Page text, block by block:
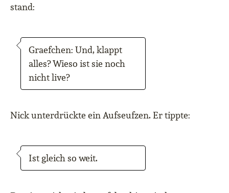
stand:
Graefchen: Und, klappt
alles? Wieso ist sie noch
nicht live?
Nick unterdrückte ein Aufseufzen. Er tippte:
Ist gleich so weit.